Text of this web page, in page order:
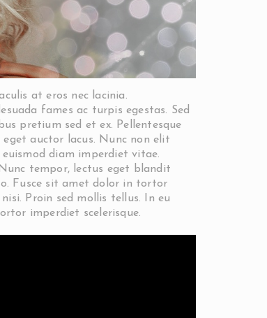
at eros nec lacinia.
fames ac turpis egestas. Sed
pretium sed et ex. Pellentesque
auctor lacus. Nunc non elit
diam imperdiet vitae.
tempor, lectus eget blandit
Fusce sit amet dolor in tortor
Proin sed mollis tellus. In eu
imperdiet scelerisque.